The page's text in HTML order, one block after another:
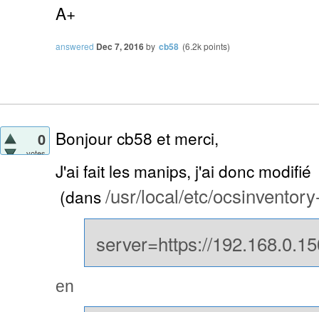
A+
answered Dec 7, 2016by cb58 (6.2kpoints)
0
votes
Bonjour cb58 et merci,
J'ai fait les manips, j'ai donc modifié
(dans/usr/local/etc/
server=https://
en